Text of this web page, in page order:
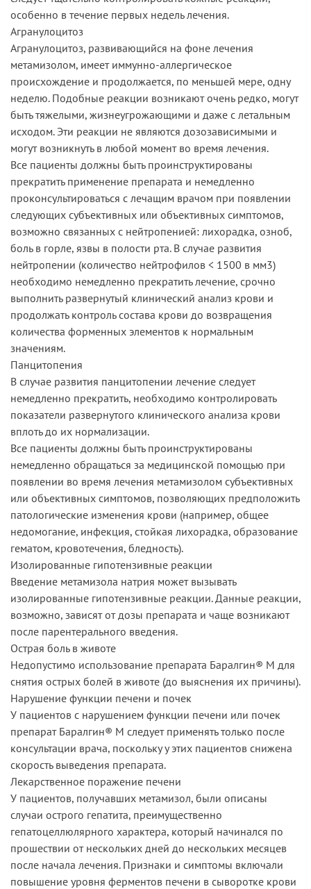
особенно в течение первых недель лечения.
Агранулоцитоз
Агранулоцитоз, развивающийся на фоне лечения
метамизолом, имеет иммунно-аллергическое
происхождение и продолжается, по меньшей мере, одну
неделю. Подобные реакции возникают очень редко, могут
быть тяжелыми, жизнеугрожающими и даже с летальным
исходом. Эти реакции не являются дозозависимыми и
могут возникнуть в любой момент во время лечения.
Все пациенты должны быть проинструктированы
прекратить применение препарата и немедленно
проконсультироваться с лечащим врачом при появлении
следующих субъективных или объективных симптомов,
возможно связанных с нейтропенией: лихорадка, озноб,
боль в горле, язвы в полости рта. В случае развития
нейтропении (количество нейтрофилов < 1500 в мм3)
необходимо немедленно прекратить лечение, срочно
выполнить развернутый клинический анализ крови и
продолжать контроль состава крови до возвращения
количества форменных элементов к нормальным
значениям.
Панцитопения
В случае развития панцитопении лечение следует
немедленно прекратить, необходимо контролировать
показатели развернутого клинического анализа крови
вплоть до их нормализации.
Все пациенты должны быть проинструктированы
немедленно обращаться за медицинской помощью при
появлении во время лечения метамизолом субъективных
или объективных симптомов, позволяющих предположить
патологические изменения крови (например, общее
недомогание, инфекция, стойкая лихорадка, образование
гематом, кровотечения, бледность).
Изолированные гипотензивные реакции
Введение метамизола натрия может вызывать
изолированные гипотензивные реакции. Данные реакции,
возможно, зависят от дозы препарата и чаще возникают
после парентерального введения.
Острая боль в животе
Недопустимо использование препарата Баралгин® М для
снятия острых болей в животе (до выяснения их причины).
Нарушение функции печени и почек
У пациентов с нарушением функции печени или почек
препарат Баралгин® М следует применять только после
консультации врача, поскольку у этих пациентов снижена
скорость выведения препарата.
Лекарственное поражение печени
У пациентов, получавших метамизол, были описаны
случаи острого гепатита, преимущественно
гепатоцеллюлярного характера, который начинался по
прошествии от нескольких дней до нескольких месяцев
после начала лечения. Признаки и симптомы включали
повышение уровня ферментов печени в сыворотке крови